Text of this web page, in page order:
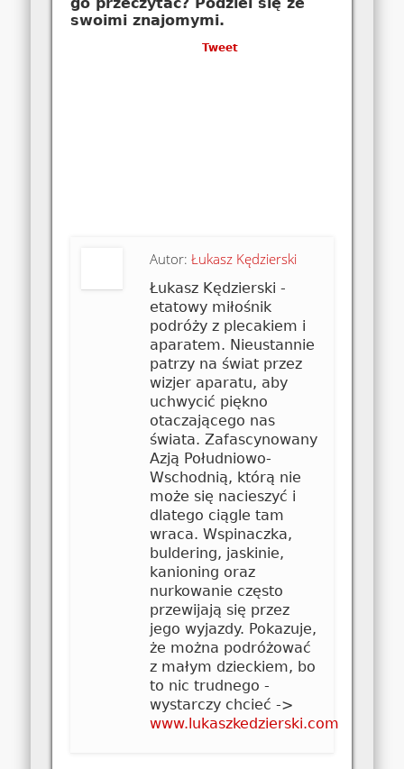
swoimi znajomymi.
Tweet
Autor:Łukasz Kędzierski
Łukasz Kędzierski -
etatowy miłośnik
podróży z plecakiem i
aparatem. Nieustannie
patrzy na świat przez
wizjer aparatu, aby
uchwycić piękno
otaczającego nas
świata. Zafascynowany
Azją Południowo-
Wschodnią, którą nie
może się nacieszyć i
dlatego ciągle tam
wraca. Wspinaczka,
buldering, jaskinie,
kanioning oraz
nurkowanie często
przewijają się przez
jego wyjazdy. Pokazuje,
że można podróżować
z małym dzieckiem, bo
to nic trudnego -
wystarczy chcieć ->
www.lukaszkedzierski.com